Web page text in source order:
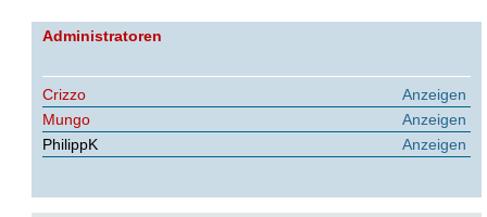
Administratoren
Anzeigen
Crizzo
Anzeigen
Mungo
Anzeigen
PhilippK